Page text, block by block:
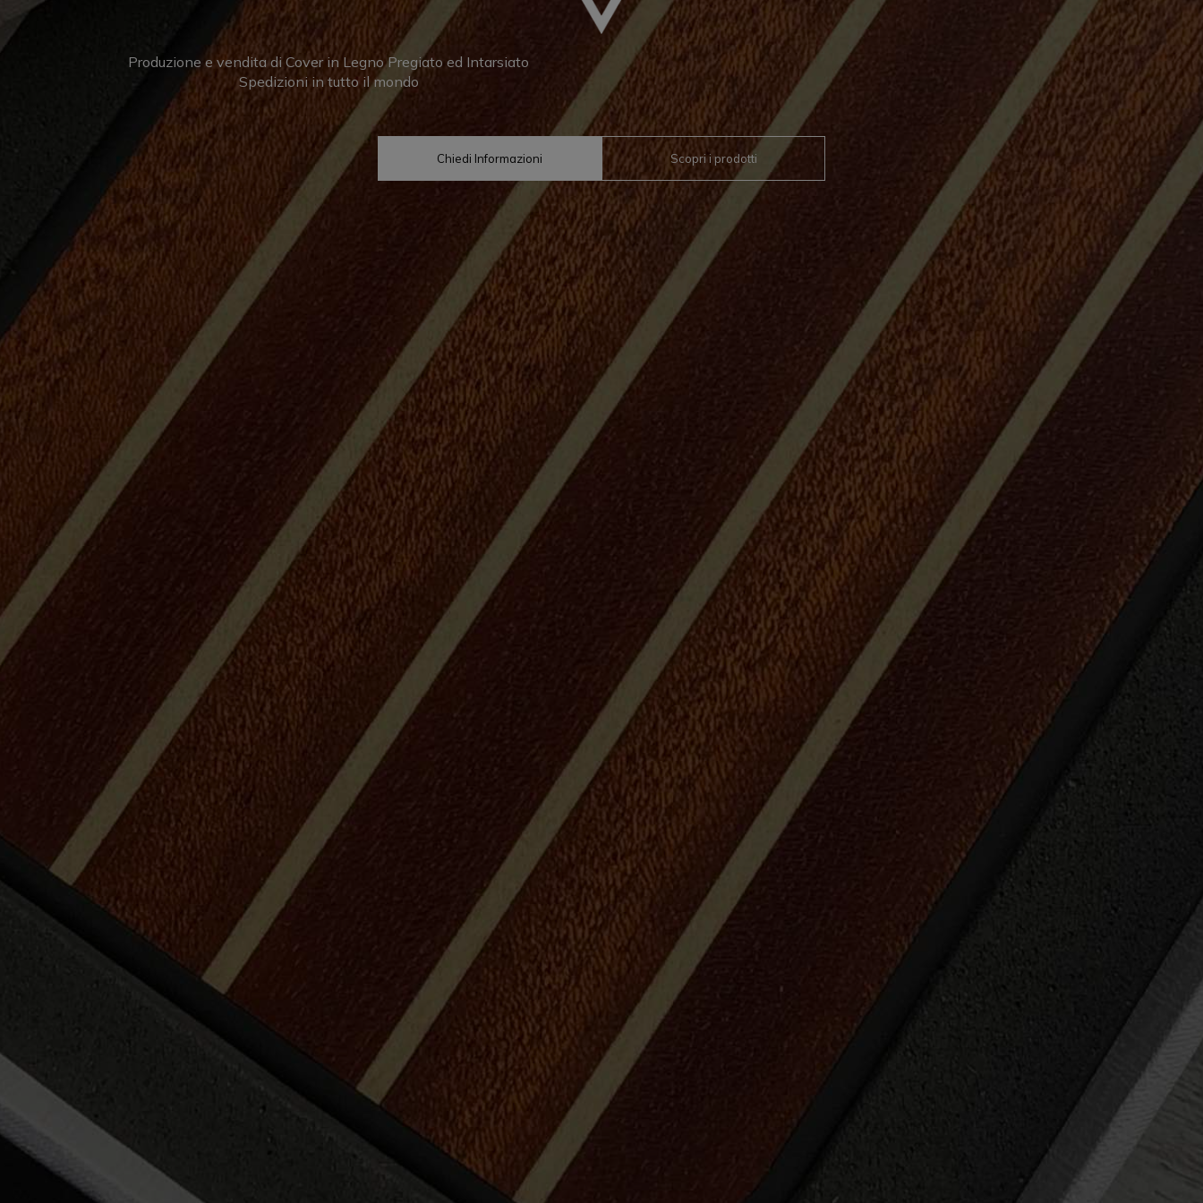
Produzione e vendita di Cover in Legno Pregiato ed Intarsiato
Spedizioni in tutto il mondo
Chiedi Informazioni Scopri i prodotti